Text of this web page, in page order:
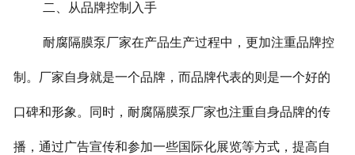
二、从品牌控制入手
耐腐隔膜泵厂家在产品生产过程中，更加注重品牌控
制。厂家自身就是一个品牌，而品牌代表的则是一个好的
口碑和形象。同时，耐腐隔膜泵厂家也注重自身品牌的传
播，通过广告宣传和参加一些国际化展览等方式，提高自